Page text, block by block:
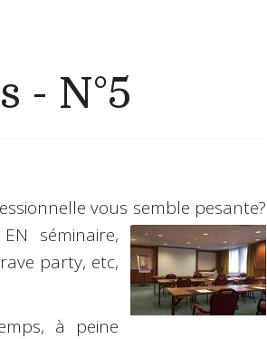
- N°5
vous semble pesante?
EN séminaire,
party, etc,
à peine